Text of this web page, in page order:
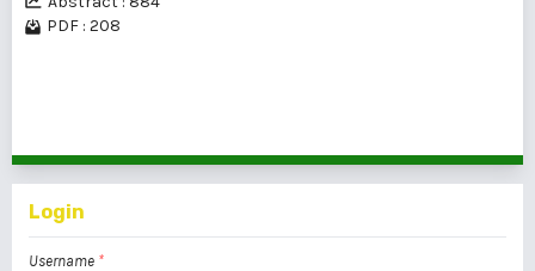
PDF : 208
Login
Username *